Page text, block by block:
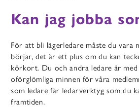
Kan jag jobba
För att bli lägerledare måste du vara
börjar, det är ett plus om du kan
körkort. Du och andra ledare är
oförglömliga minnen för våra
som ledare får ledarverktyg som du
framtiden.